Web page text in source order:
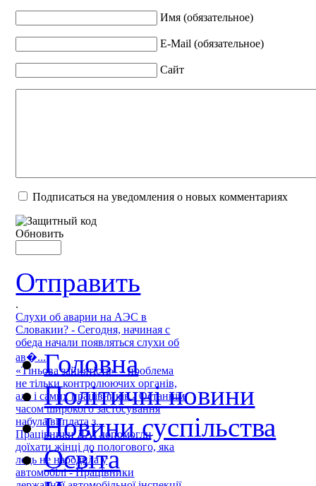
Имя (обязательное)
E-Mail (обязательное)
Сайт
Подписаться на уведомления о новых комментариях
Обновить
Отправить
.
Слухи об аварии на АЭС в
Словакии? - Сегодня, начиная с
обеда начали появляться слухи об
ав�...
«Тіньова зайнятість» – проблема
не тільки контролюючих органів,
але і самих працівників - Останнім
часом широкого застосування
набула виплата з...
Працівники ДАІ допомогли
доїхати жінці до пологового, яка
ледь не народила у
автомобілі - Працівники
Головна
Політичні новини
Новини суспільства
Освіта